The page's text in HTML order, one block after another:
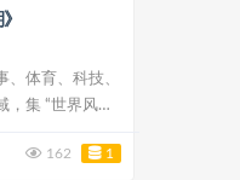
、体育、科技、
，集 “世界风
162 1